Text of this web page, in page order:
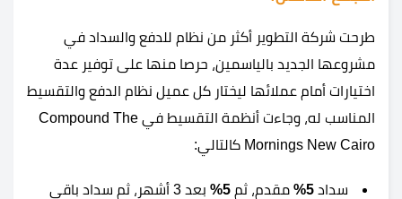
طرحت شركة التطوير أكثر من نظام للدفع والسداد في
مشروعها الجديد بالياسمين، حرصا منها على توفير عدة
اختيارات أمام عملائها ليختار كل عميل نظام الدفع والتقسيط
المناسب له، وجاءت أنظمة التقسيط في Compound The
Mornings New Cairo كالتالي:
سداد 5% مقدم، ثم 5%
بعد 3 أشهر، ثم سداد باقي